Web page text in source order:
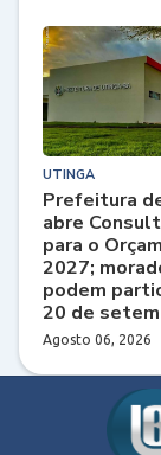
UTINGA
Prefeitura
abre
para o
2027;
podem
20 de
Agosto 06, 2026